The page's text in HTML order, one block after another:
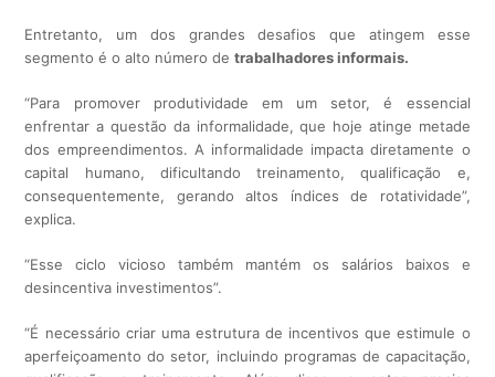
Entretanto, um dos grandes desafios que atingem esse
segmento é o alto número detrabalhadores informais.
“Para promover produtividade em um setor, é essencial
enfrentar a questão da informalidade, que hoje atinge metade
dos empreendimentos. A informalidade impacta diretamente o
capital humano, dificultando treinamento, qualificação e,
consequentemente, gerando altos índices de rotatividade”,
explica.
“Esse ciclo vicioso também mantém os salários baixos e
desincentiva investimentos”.
“É necessário criar uma estrutura de incentivos que estimule o
aperfeiçoamento do setor, incluindo programas de capacitação,